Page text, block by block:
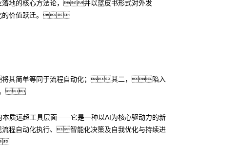
地的核心方法论，并以蓝皮书形式对外发
的价值跃迁。
其简单等同于流程自动化；其二，陷入
”。
质远超工具层面——它是一种以AI为核心驱动力的新
自动化执行、智能化决策及自我优化与持续进